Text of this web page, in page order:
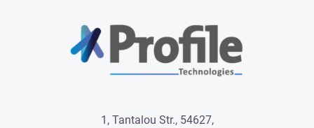
1, Tantalou Str., 54627,